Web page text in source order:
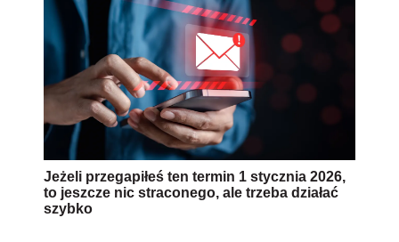
Jeżeli przegapiłeś ten termin 1 stycznia 2026,
to jeszcze nic straconego, ale trzeba działać
szybko